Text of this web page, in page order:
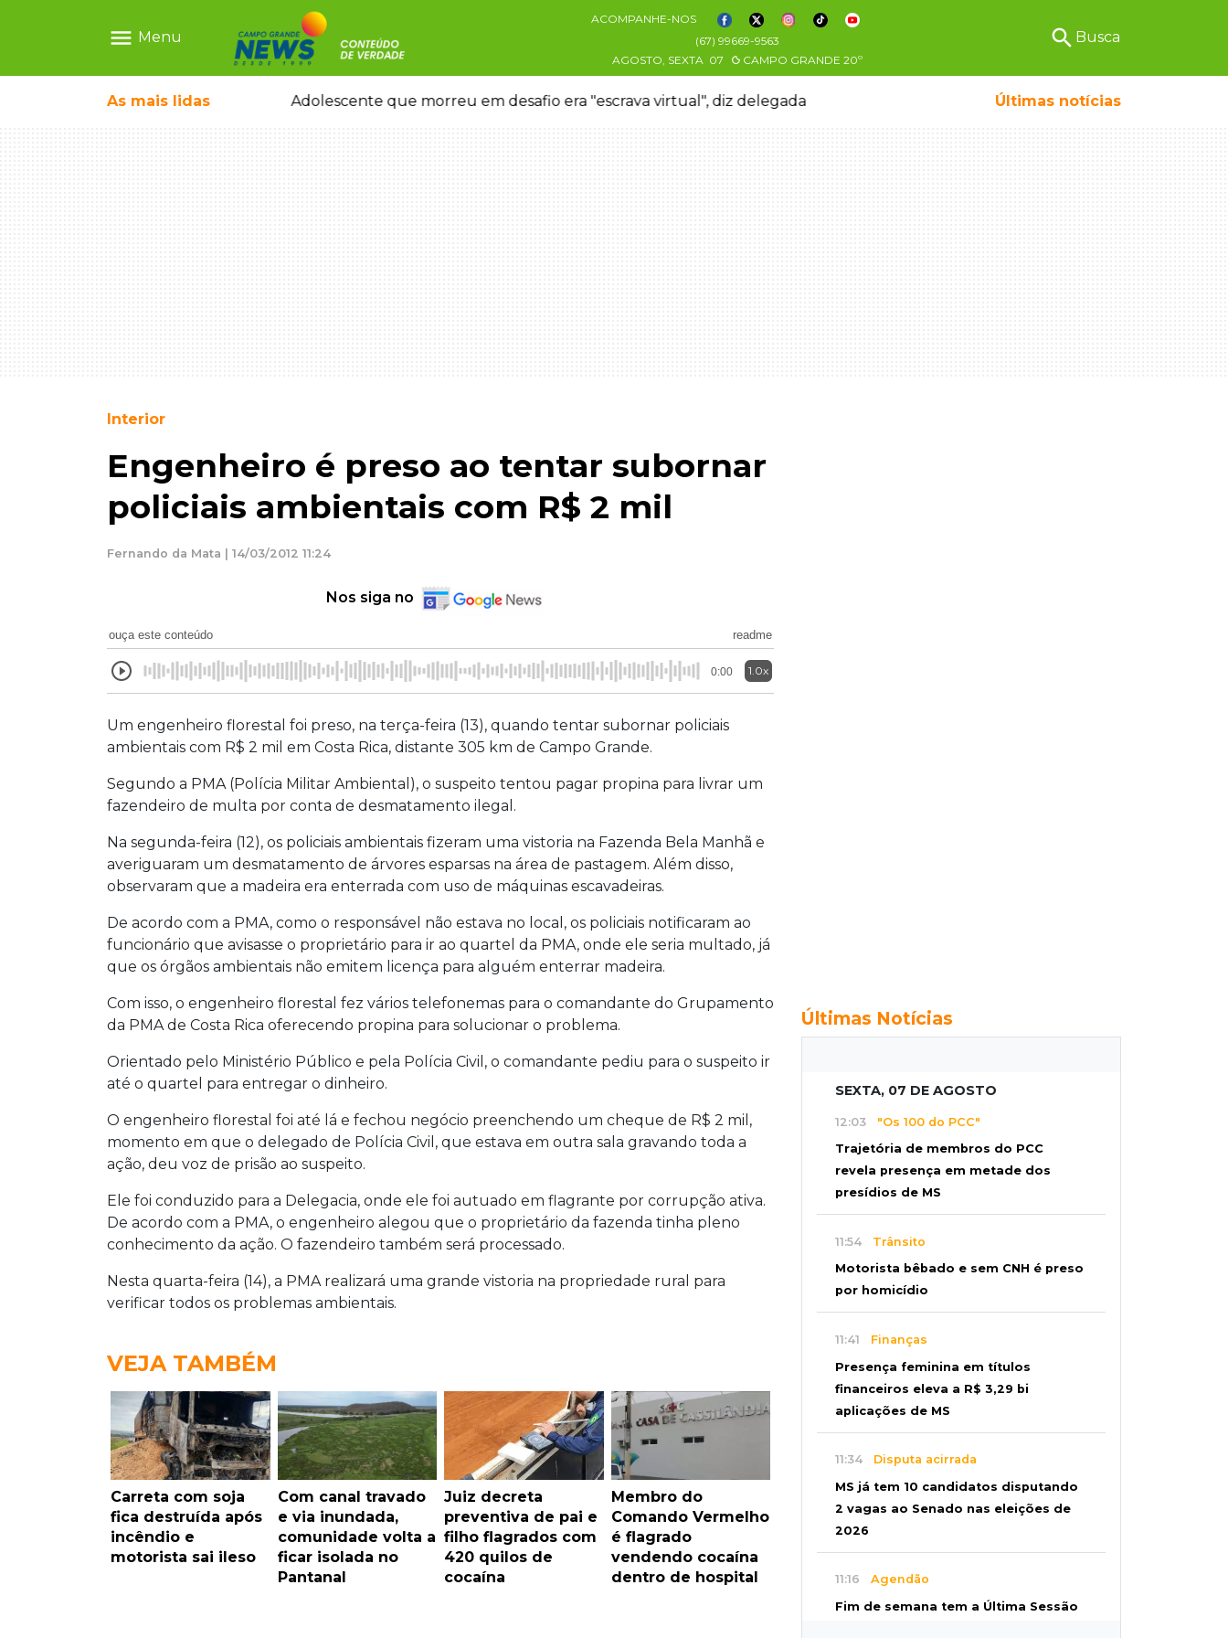
menu Menu
ACOMPANHE-NOS
(67) 99669-9563
AGOSTO, SEXTA 07 CAMPO GRANDE 20º
search Busca
As mais lidas
em caminhão estacionado Adolescente que morreu em desafio era "escrava virtual", diz delegada Últimas notícias
Interior
Engenheiro é preso ao tentar subornar
policiais ambientais com R$ 2 mil
Fernando da Mata | 14/03/2012 11:24
Nos siga no
ouça este conteúdo readme
0:00 1.0x
Um engenheiro florestal foi preso, na terça-feira (13), quando tentar subornar policiais
ambientais com R$ 2 mil em Costa Rica, distante 305 km de Campo Grande.
Segundo a PMA (Polícia Militar Ambiental), o suspeito tentou pagar propina para livrar um
fazendeiro de multa por conta de desmatamento ilegal.
Na segunda-feira (12), os policiais ambientais fizeram uma vistoria na Fazenda Bela Manhã e
averiguaram um desmatamento de árvores esparsas na área de pastagem. Além disso,
observaram que a madeira era enterrada com uso de máquinas escavadeiras.
De acordo com a PMA, como o responsável não estava no local, os policiais notificaram ao
funcionário que avisasse o proprietário para ir ao quartel da PMA, onde ele seria multado, já
que os órgãos ambientais não emitem licença para alguém enterrar madeira.
Com isso, o engenheiro florestal fez vários telefonemas para o comandante do Grupamento
da PMA de Costa Rica oferecendo propina para solucionar o problema.
Orientado pelo Ministério Público e pela Polícia Civil, o comandante pediu para o suspeito ir
até o quartel para entregar o dinheiro.
O engenheiro florestal foi até lá e fechou negócio preenchendo um cheque de R$ 2 mil,
momento em que o delegado de Polícia Civil, que estava em outra sala gravando toda a
ação, deu voz de prisão ao suspeito.
Ele foi conduzido para a Delegacia, onde ele foi autuado em flagrante por corrupção ativa.
De acordo com a PMA, o engenheiro alegou que o proprietário da fazenda tinha pleno
conhecimento da ação. O fazendeiro também será processado.
Nesta quarta-feira (14), a PMA realizará uma grande vistoria na propriedade rural para
verificar todos os problemas ambientais.
VEJA TAMBÉM
Carreta com soja
fica destruída após
incêndio e
motorista sai ileso
Com canal travado
e via inundada,
comunidade volta a
ficar isolada no
Pantanal
Juiz decreta
preventiva de pai e
filho flagrados com
420 quilos de
cocaína
Membro do
Comando Vermelho
é flagrado
vendendo cocaína
dentro de hospital
Últimas Notícias
SEXTA, 07 DE AGOSTO
12:03 "Os 100 do PCC"
Trajetória de membros do PCC
revela presença em metade dos
presídios de MS
11:54 Trânsito
Motorista bêbado e sem CNH é preso
por homicídio
11:41 Finanças
Presença feminina em títulos
financeiros eleva a R$ 3,29 bi
aplicações de MS
11:34 Disputa acirrada
MS já tem 10 candidatos disputando
2 vagas ao Senado nas eleições de
2026
11:16 Agendão
Fim de semana tem a Última Sessão